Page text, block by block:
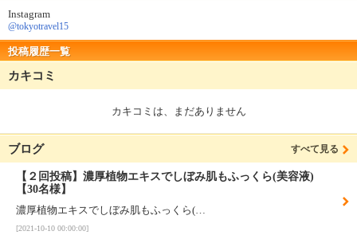
Instagram
@tokyotravel15
投稿履歴一覧
カキコミ
カキコミは、まだありません
ブログ すべて見る
【２回投稿】濃厚植物エキスでしぼみ肌もふっくら(美容液)
【30名様】
濃厚植物エキスでしぼみ肌もふっくら(…
[2021-10-10 00:00:00]